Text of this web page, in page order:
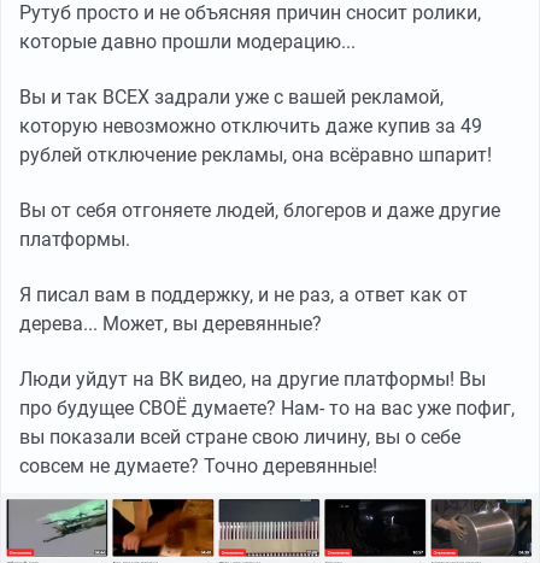
Рутуб просто и не объясняя причин сносит ролики,
которые давно прошли модерацию...
Вы и так ВСЕХ задрали уже с вашей рекламой,
которую невозможно отключить даже купив за 49
рублей отключение рекламы, она всёравно шпарит!
Вы от себя отгоняете людей, блогеров и даже другие
платформы.
Я писал вам в поддержку, и не раз, а ответ как от
дерева... Может, вы деревянные?
Люди уйдут на ВК видео, на другие платформы! Вы
про будущее СВОЁ думаете? Нам- то на вас уже пофиг,
вы показали всей стране свою личину, вы о себе
совсем не думаете? Точно деревянные!